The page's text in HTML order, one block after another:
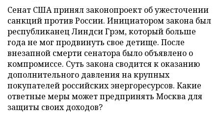
Сенат США принял законопроект об ужесточении
санкций против России. Инициатором закона был
республиканец Линдси Грэм, который больше
года не мог продвинуть свое детище. После
внезапной смерти сенатора было объявлено о
компромиссе. Суть закона сводится к оказанию
дополнительного давления на крупных
покупателей российских энергоресурсов. Какие
ответные меры может предпринять Москва для
защиты своих доходов?